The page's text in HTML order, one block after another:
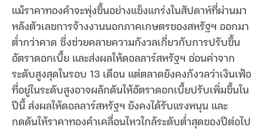
แม้ราคาทองคำจะพุ่งขึ้นอย่างแข็งแกร่งในสัปดาห์ที่ผ่านมา
หลังตัวเลขการจ้างงานนอกภาคเกษตรของสหรัฐฯ ออกมา
ต่ำกว่าคาด ซึ่งช่วยคลายความกังวลเกี่ยวกับการปรับขึ้น
อัตราดอกเบี้ย และส่งผลให้ดอลลาร์สหรัฐฯ อ่อนค่าจาก
ระดับสูงสุดในรอบ 13 เดือน แต่ตลาดยังคงกังวลว่าเงินเฟ้อ
ที่อยู่ในระดับสูงอาจผลักดันให้อัตราดอกเบี้ยปรับเพิ่มขึ้นใน
ปีนี้ ส่งผลให้ดอลลาร์สหรัฐฯ ยังคงได้รับแรงหนุน และ
กดดันให้ราคาทองคำเคลื่อนไหวใกล้ระดับต่ำสุดของปีต่อไป